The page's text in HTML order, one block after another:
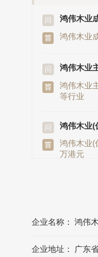
鸿伟木业
鸿伟木业
鸿伟木业
鸿伟木业
等行业
鸿伟木业(
鸿伟木业(
万港元
鸿伟木业(
企业名称： 鸿伟
企业地址： 广东